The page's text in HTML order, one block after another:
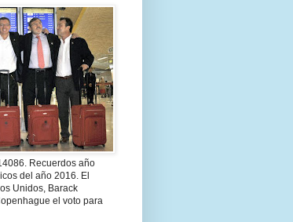
Recuerdos año
del año 2016. El
Unidos, Barack
el voto para